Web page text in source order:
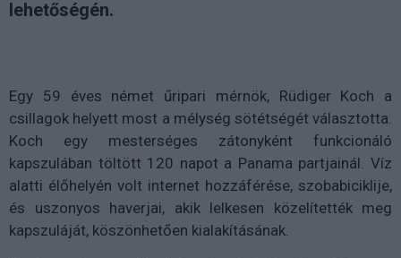
lehetőségén.
Egy 59 éves német űripari mérnök, Rüdiger Koch a
csillagok helyett most a mélység sötétségét választotta.
Koch egy mesterséges zátonyként funkcionáló
kapszulában töltött 120 napot a Panama partjainál. Víz
alatti élőhelyén volt internet hozzáférése, szobabiciklije,
és uszonyos haverjai, akik lelkesen közelítették meg
kapszuláját, köszönhetően kialakításának.